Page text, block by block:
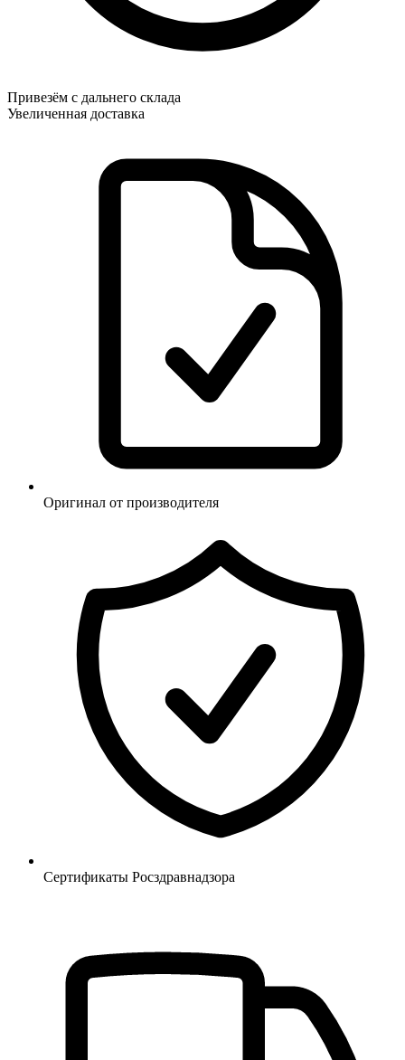
Привезём с дальнего склада
Увеличенная доставка
Оригинал от производителя
Сертификаты Росздравнадзора